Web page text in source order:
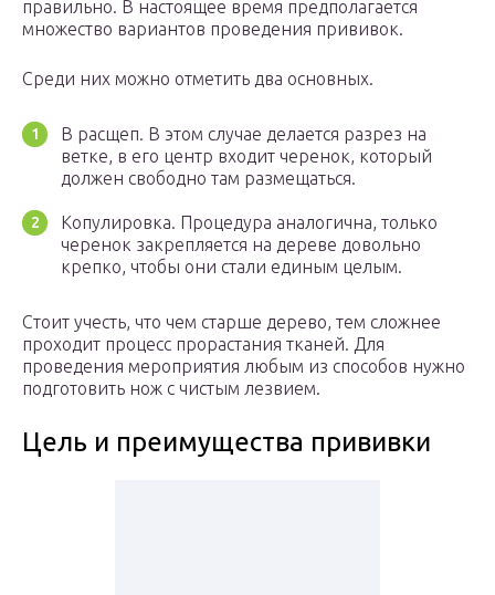
правильно. В настоящее время предполагается
множество вариантов проведения прививок.
Среди них можно отметить два основных.
В расщеп. В этом случае делается разрез на
ветке, в его центр входит черенок, который
должен свободно там размещаться.
Копулировка. Процедура аналогична, только
черенок закрепляется на дереве довольно
крепко, чтобы они стали единым целым.
Стоит учесть, что чем старше дерево, тем сложнее
проходит процесс прорастания тканей. Для
проведения мероприятия любым из способов нужно
подготовить нож с чистым лезвием.
Цель и преимущества прививки